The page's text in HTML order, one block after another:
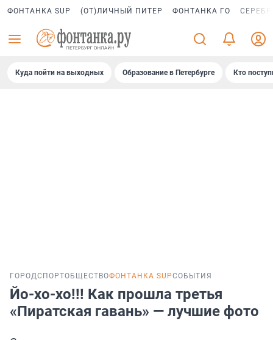
ФОНТАНКА SUP (ОТ)ЛИЧНЫЙ ПИТЕР ФОНТАНКА ГО
Куда пойти на выходных Образование в Петербурге Кто
ГОРОДСПОРТОБЩЕСТВОФОНТАНКА SUPСОБЫТИЯ
Йо-хо-хо!!! Как прошла третья
«Пиратская гавань» — лучшие фото